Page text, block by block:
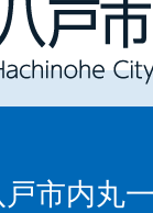
Hachinohe
市内丸一